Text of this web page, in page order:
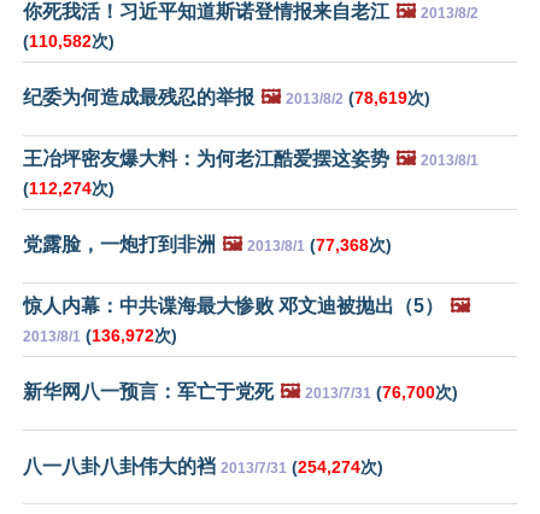
你死我活！习近平知道斯诺登情报来自老江 🖼️ 2013/8/2
(110,582次)
纪委为何造成最残忍的举报 🖼️ 2013/8/2 (78,619次)
王冶坪密友爆大料：为何老江酷爱摆这姿势 🖼️ 2013/8/1
(112,274次)
党露脸，一炮打到非洲 🖼️ 2013/8/1 (77,368次)
惊人内幕：中共谍海最大惨败 邓文迪被抛出（5） 🖼️
2013/8/1 (136,972次)
新华网八一预言：军亡于党死 🖼️ 2013/7/31 (76,700次)
八一八卦八卦伟大的裆 2013/7/31 (254,274次)